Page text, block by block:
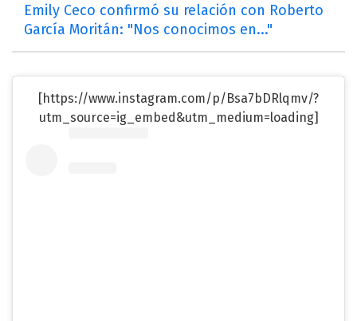
Emily Ceco confirmó su relación con Roberto
García Moritán: "Nos conocimos en..."
[https://www.instagram.com/p/Bsa7bDRlqmv/?
utm_source=ig_embed&utm_medium=loading]